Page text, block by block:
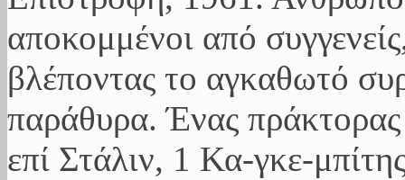
αποκομμένοι από
βλέποντας το αγκαθωτό
παράθυρα. Ένας
επί Στάλιν, 1 Κα-γκε-